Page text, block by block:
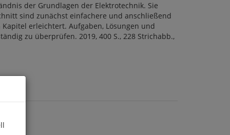
der Grundlagen der Elektrotechnik. Sie
sind zunächst einfachere und anschließend
erleichtert. Aufgaben, Lösungen und
zu überprüfen. 2019, 400 S., 228 Strichabb.,